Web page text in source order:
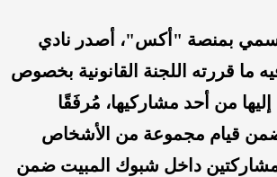
بمنصة "أكس"، أصدر نادي
فيه ما قررته اللجنة القانونية بخصوص
من أحد مشاركيها، مُرفَقًا
قيام مجموعة من الأشخاص
مشاركتين داخل شبوك المبيت ضمن